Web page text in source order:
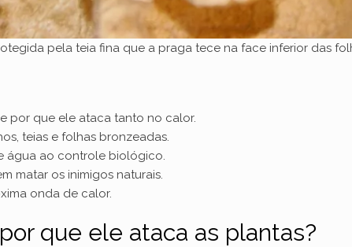
pela teia fina que a praga tece na face inferior das
por que ele ataca tanto no calor.
teias e folhas bronzeadas.
água ao controle biológico.
matar os inimigos naturais.
onda de calor.
que ele ataca as plantas?